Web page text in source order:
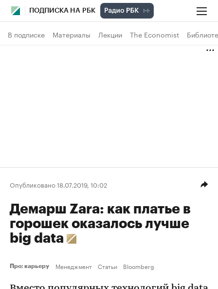
ПОДПИСКА НА РБК
В подписке Материалы Лекции The Economist
Опубликовано 18.07.2019, 10:02
Демарш Zara: как платье в
горошек оказалось лучше
big data
Про: карьеру Менеджмент Статьи Bloomberg